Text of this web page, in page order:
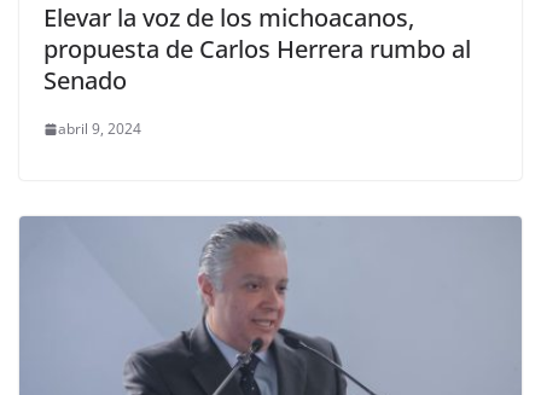
Elevar la voz de los michoacanos,
propuesta de Carlos Herrera rumbo al
Senado
abril 9, 2024